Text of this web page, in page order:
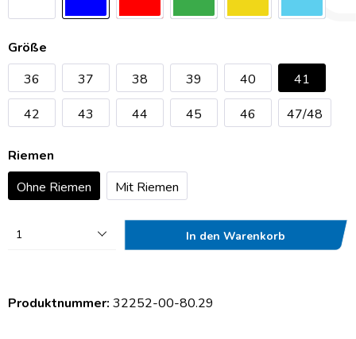
Größe
36
37 38 39 40
41
42
43 44 45 46 47/48
Riemen
Ohne Riemen
Mit Riemen
1 In den Warenkorb
Produktnummer: 32252-00-80.29